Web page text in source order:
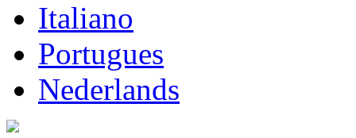
Italiano
Portugues
Nederlands